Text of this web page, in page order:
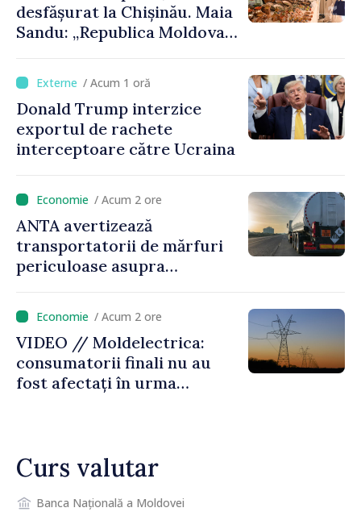
europene”
desfășurat la Chișinău. Maia
Sandu: „Republica Moldova
iar diaspora poate juca un
rol important în promovarea
și susținerea acestui
parcurs”
/ Acum 1 oră
Donald Trump interzice
exportul de rachete
interceptoare către Ucraina
/ Acum 2 ore
ANTA avertizează
transportatorii de mărfuri
periculoase asupra
caniculă
/ Acum 2 ore
VIDEO // Moldelectrica:
consumatorii finali nu au
fost afectați în urma
regim prioritar
Curs valutar
Banca Națională a Moldovei